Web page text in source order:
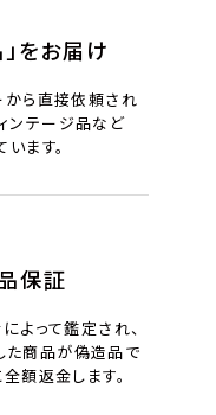
をお届け
ら直接依頼され
ンテージ品など
ます。
保証
って鑑定され、
た商品が偽造品で
額返金します。